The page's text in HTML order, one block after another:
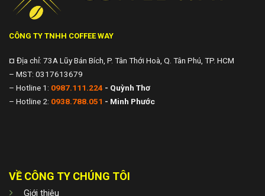
CÔNG TY TNHH COFFEE WAY
¤ Địa chỉ: 73A Lũy Bán Bích, P. Tân Thới Hoà, Q. Tân Phú, TP. HCM
– MST: 0317613679
– Hotline 1: 0987.111.224 - Quỳnh Thơ
– Hotline 2: 0938.788.051 - Minh Phước
VỀ CÔNG TY CHÚNG TÔI
Giới thiệu